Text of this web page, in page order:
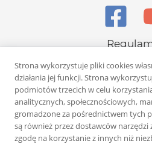
Polityka
Strona wykorzystuje pliki cookies
działania jej funkcji. Strona
podmiotów trzecich w celu
analitycznych, społecznościowych,
gromadzone za pośrednictwem tych
są również przez dostawców narzędzi
zgodę na korzystanie z innych niż